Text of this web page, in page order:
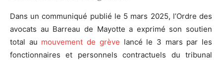
Dans un communiqué publié le 5 mars 2025, l’Ordre des
avocats au Barreau de Mayotte a exprimé son soutien
total au mouvement de grève lancé le 3 mars par les
fonctionnaires et personnels contractuels du tribunal